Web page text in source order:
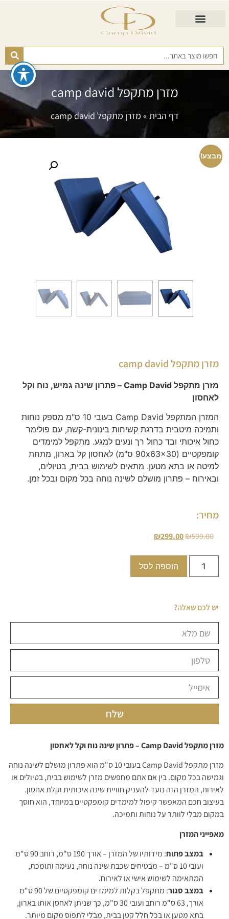
מזרן מתקפל camp david
דף הבית » מזרן מתקפל camp david
מבצע!
מזרן מתקפל camp david
מזרן מתקפל Camp David – פתרון שינה גמיש, נוח וקל
לאחסון
המזרן המתקפל Camp David בעובי 10 ס"מ מספק נוחות
ותמיכה מיטבית בדרגת קשיחות בינונית-קשה, עם פולימר
כחול איכותי ובד כחול רך ונעים למגע. מתקפל למימדים
קומפקטיים (90x63x30 ס"מ) לאחסון קל בארון, מתחת
למיטה או בתא מטען. מתאים לשימוש בבית, בטיולים,
ובאירוח – פתרון מושלם לשינה נוחה בכל מקום ובכל זמן.
מחיר:
₪599.00
₪299.00
הוספה לסל
יש לכם שאלה?
שלח
מזרן מתקפל Camp David – פתרון שינה נוח וקל לאחסון
מזרן מתקפל Camp David בעובי 10 ס"מ הוא פתרון מושלם לשינה נוחה
וגמישה בכל מקום. בין אם אתם מחפשים מזרן לשימוש בבית, בטיולים או
לאירוח, המזרן הזה נועד להעניק חוויית שינה איכותית וקלת אחסון.
בעיצוב חכם המאפשר קיפול למימדים קומפקטיים במיוחד, הוא חוסך
במקום מבלי לוותר על נוחות ותמיכה.
מאפייני המזרן
במצב פתוח
: מידותיו של המזרן – אורך 190 ס"מ, רוחב 90 ס"מ
ועובי 10 ס"מ – מבטיחים שכבת שינה נוחה, נעימה ותומכת,
המתאימה לשימוש אישי או לאירוח.
במצב סגור
: מתקפל בקלות למימדים קומפקטיים של 90 ס"מ
אורך, 63 ס"מ רוחב ועובי 30 ס"מ, כך שניתן לאחסן אותו בארון,
בתא מטען או בכל חלל קטן בבית, מבלי לתפוס מקום מיותר.